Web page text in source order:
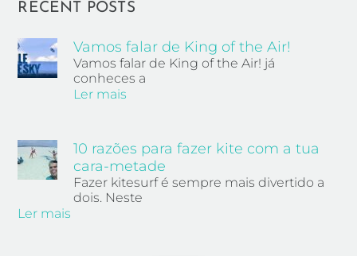
RECENT POSTS
Vamos falar de King of the Air!
Vamos falar de King of the Air! já
conheces a
Ler mais
10 razões para fazer kite com a tua
cara-metade
Fazer kitesurf é sempre mais divertido a
dois. Neste
Ler mais